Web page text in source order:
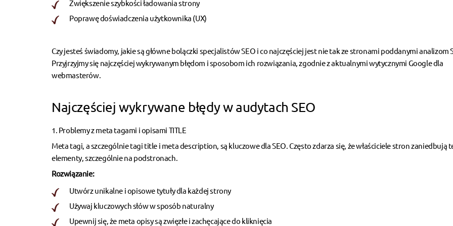
Zwiększenie szybkości ładowania strony
Poprawę doświadczenia użytkownika (UX)
Czy jesteś świadomy, jakie są główne bolączki specjalistów SEO i co najczęściej jest nie tak ze stronami poddanymi analizom
Przyjrzyjmy się najczęściej wykrywanym błędom i sposobom ich rozwiązania, zgodnie z aktualnymi wytycznymi Google dla
webmasterów.
Najczęściej wykrywane błędy w audytach SEO
1. Problemy z meta tagami i opisami TITLE
Meta tagi, a szczególnie tagi title i meta description, są kluczowe dla SEO. Często zdarza się, że właściciele stron zaniedbują
elementy, szczególnie na podstronach.
Rozwiązanie:
Utwórz unikalne i opisowe tytuły dla każdej strony
Używaj kluczowych słów w sposób naturalny
Upewnij się, że meta opisy są zwięzłe i zachęcające do kliknięcia